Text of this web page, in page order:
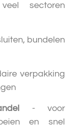
sectoren
bundelen
verpakking
- voor
en snel